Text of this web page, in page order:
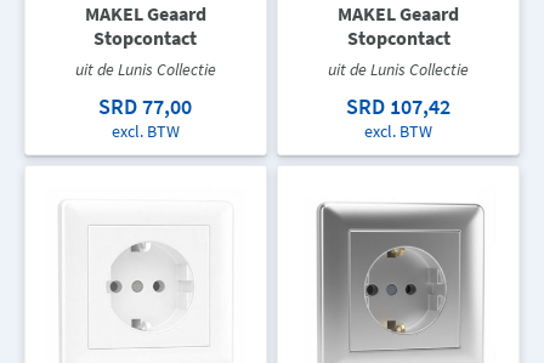
MAKEL Geaard
Stopcontact
uit de Lunis Collectie
SRD 77,00
excl. BTW
MAKEL Geaard
Stopcontact
uit de Lunis Collectie
SRD 107,42
excl. BTW